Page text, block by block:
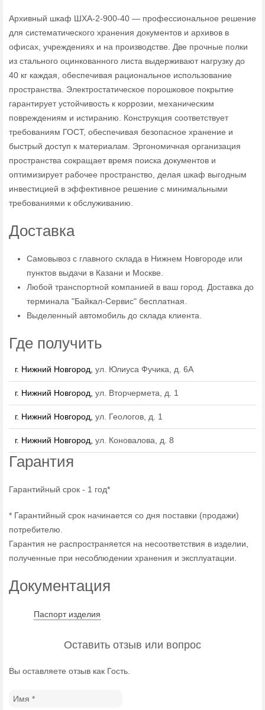
Архивный шкаф ШХА-2-900-40 — профессиональное решение
для систематического хранения документов и архивов в
офисах, учреждениях и на производстве. Две прочные полки
из стального оцинкованного листа выдерживают нагрузку до
40 кг каждая, обеспечивая рациональное использование
пространства. Электростатическое порошковое покрытие
гарантирует устойчивость к коррозии, механическим
повреждениям и истиранию. Конструкция соответствует
требованиям ГОСТ, обеспечивая безопасное хранение и
быстрый доступ к материалам. Эргономичная организация
пространства сокращает время поиска документов и
оптимизирует рабочее пространство, делая шкаф выгодным
инвестицией в эффективное решение с минимальными
требованиями к обслуживанию.
Доставка
Самовывоз с главного склада в Нижнем Новгороде или
пунктов выдачи в Казани и Москве.
Любой транспортной компанией в ваш город. Доставка до
терминала "Байкал-Сервис" бесплатная.
Выделенный автомобиль до склада клиента.
Где получить
г. Нижний Новгород, ул. Юлиуса Фучика, д. 6А
г. Нижний Новгород, ул. Вторчермета, д. 1
г. Нижний Новгород, ул. Геологов, д. 1
г. Нижний Новгород, ул. Коновалова, д. 8
Гарантия
Гарантийный срок - 1 год*
* Гарантийный срок начинается со дня поставки (продажи)
потребителю.
Гарантия не распространяется на несоответствия в изделии,
полученные при несоблюдении хранения и эксплуатации.
Документация
Паспорт изделия
Оставить отзыв или вопрос
Вы оставляете отзыв как Гость.